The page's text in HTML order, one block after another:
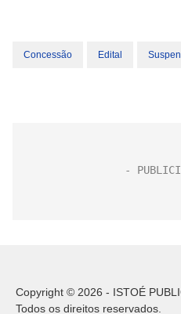
Concessão Edital
Copyright © 2026 - ISTOÉ
Todos os direitos reservados.